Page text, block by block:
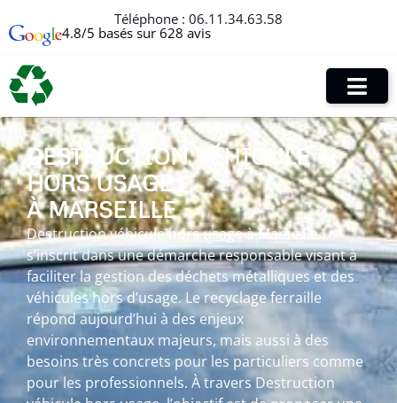
Téléphone : 06.11.34.63.58
4.8/5 basés sur 628 avis
DESTRUCTION VÉHICULE
HORS USAGE
À MARSEILLE
Destruction véhicule hors usage à Marseille
s’inscrit dans une démarche responsable visant à
faciliter la gestion des déchets métalliques et des
véhicules hors d’usage. Le recyclage ferraille
répond aujourd’hui à des enjeux
environnementaux majeurs, mais aussi à des
besoins très concrets pour les particuliers comme
pour les professionnels. À travers Destruction